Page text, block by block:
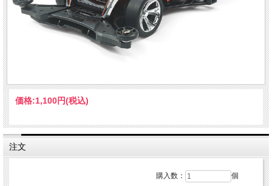
価格:1,100円(税込)
注文
購入数： 個